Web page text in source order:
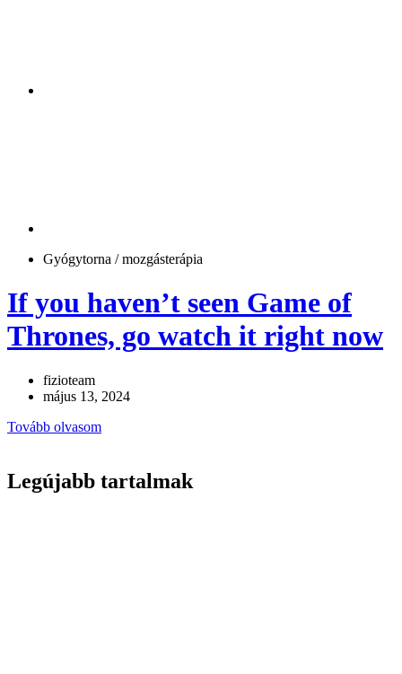
Gyógytorna / mozgásterápia
If you haven’t seen Game of
Thrones, go watch it right now
fizioteam
május 13, 2024
Tovább olvasom
Legújabb tartalmak